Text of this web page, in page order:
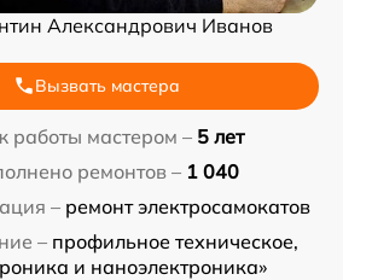
Александрович Иванов
Вызвать мастера
работы мастером – 5 лет
ремонтов – 1 040
– ремонт электросамокатов
– профильное техническое,
и наноэлектроника»